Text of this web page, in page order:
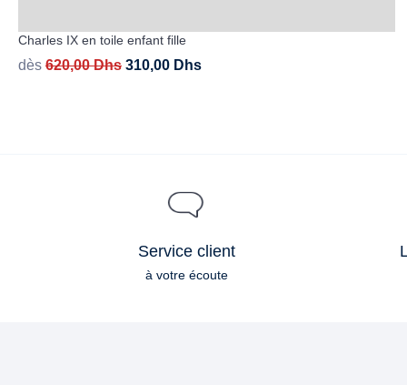
Charles IX en toile enfant fille
dès 620,00Dhs 310,00 Dhs
Service client
à votre écoute